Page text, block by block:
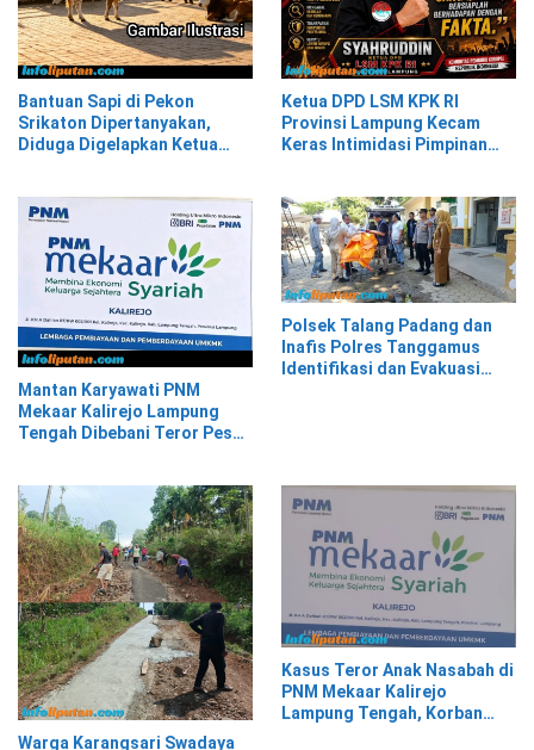
Bantuan Sapi di Pekon
Srikaton Dipertanyakan,
Diduga Digelapkan Ketua
Ketua DPD LSM KPK RI
Provinsi Lampung Kecam
Keras Intimidasi Pimpinan
Mantan Karyawati PNM
Mekaar Kalirejo Lampung
Tengah Dibebani Teror Pesan
Polsek Talang Padang dan
Inafis Polres Tanggamus
Identifikasi dan Evakuasi
Warga Karangsari Swadaya
Kasus Teror Anak Nasabah di
PNM Mekaar Kalirejo
Lampung Tengah, Korban